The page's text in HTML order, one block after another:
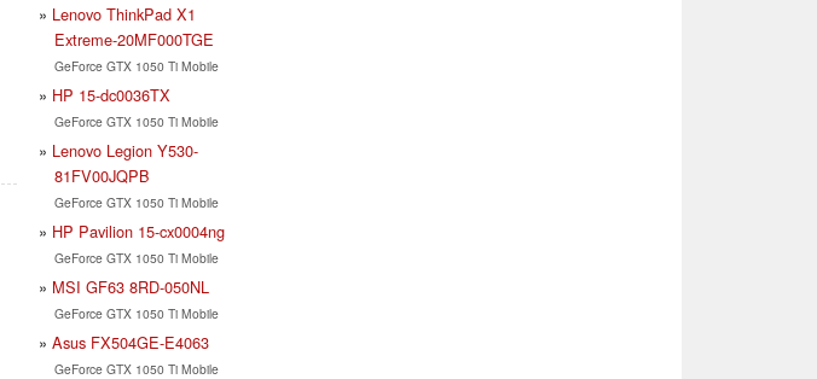
Lenovo ThinkPad X1
Extreme-20MF000TGE
GeForce GTX 1050 Ti Mobile
HP 15-dc0036TX
GeForce GTX 1050 Ti Mobile
Lenovo Legion Y530-
81FV00JQPB
GeForce GTX 1050 Ti Mobile
HP Pavilion 15-cx0004ng
GeForce GTX 1050 Ti Mobile
MSI GF63 8RD-050NL
GeForce GTX 1050 Ti Mobile
Asus FX504GE-E4063
GeForce GTX 1050 Ti Mobile